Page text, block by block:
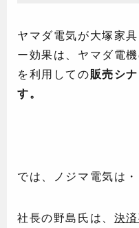
ヤマダ電気が大塚家
ー効果は、ヤマダ電
を利用しての販売シ
す。
では、ノジマ電気は・
社長の野島氏は、 決